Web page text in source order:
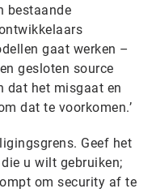
bestaande
gaat werken –
gesloten source
dat het misgaat en
dat te voorkomen.’
Geef het
u wilt gebruiken;
om security af te